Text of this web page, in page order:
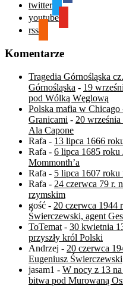
twitter
youtube
rss
Komentarze
Tragedia Górnośląska
Górnośląska - 19
pod Wólką Węglową
Polska mafia w
Granicami - 20 września
Ala Capone
Rafa - 13 lipca 1666
Rafa - 6 lipca 1685 roku
Mommonth’a
Rafa - 5 lipca 1607 roku
Rafa - 24 czerwca 79 r.
rzymskim
gość - 20 czerwca 1944
Świerczewski, agent
ToTemat - 30 kwietnia
przyszły król Polski
Andrzej - 20 czerwca
Eugeniusz
jasam1 - W nocy z 13
bitwa pod Murowaną